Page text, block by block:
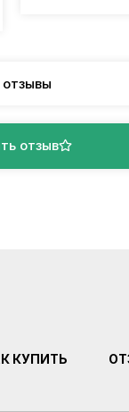
отзыв
КУПИТЬ